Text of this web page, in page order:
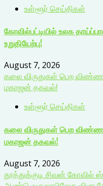
உள்ளூர் செய்திகள்
கோவில்பட்டியில் உலக
உறுதியேற்பு!
August 7, 2026
கலை விருதுகள் பெற
மகாஜன் தகவல்!
உள்ளூர் செய்திகள்
கலை விருதுகள் பெற
மகாஜன் தகவல்!
August 7, 2026
தூத்துக்குடி சிவன் கோவில்